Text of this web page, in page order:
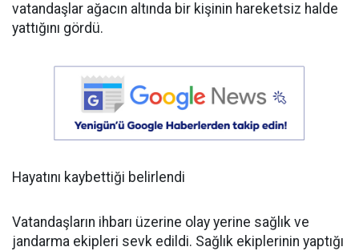
vatandaşlar ağacın altında bir kişinin hareketsiz halde
yattığını gördü.
Hayatını kaybettiği belirlendi
Vatandaşların ihbarı üzerine olay yerine sağlık ve
jandarma ekipleri sevk edildi. Sağlık ekiplerinin yaptığı